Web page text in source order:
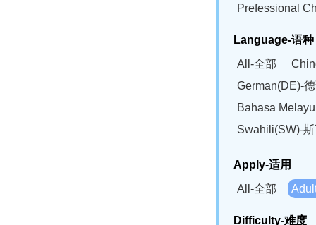
Prefessional
Language-语种
All-全部
German(DE)-
Bahasa
Swahili(SW)-
Apply-适用
All-全部
Difficulty-难度